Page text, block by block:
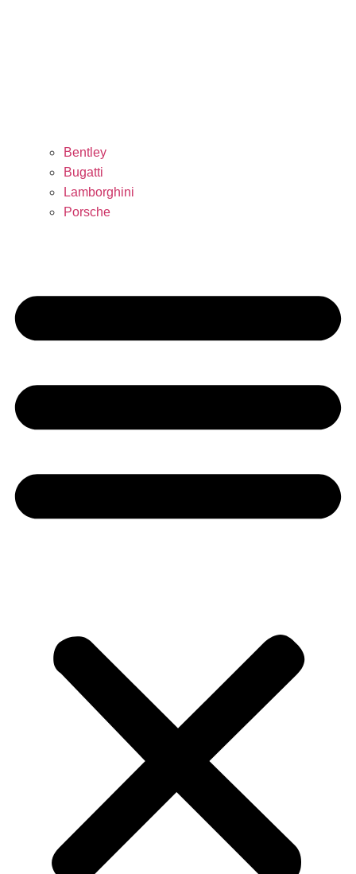
Bentley
Bugatti
Lamborghini
Porsche